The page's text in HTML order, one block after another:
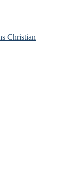
Christian